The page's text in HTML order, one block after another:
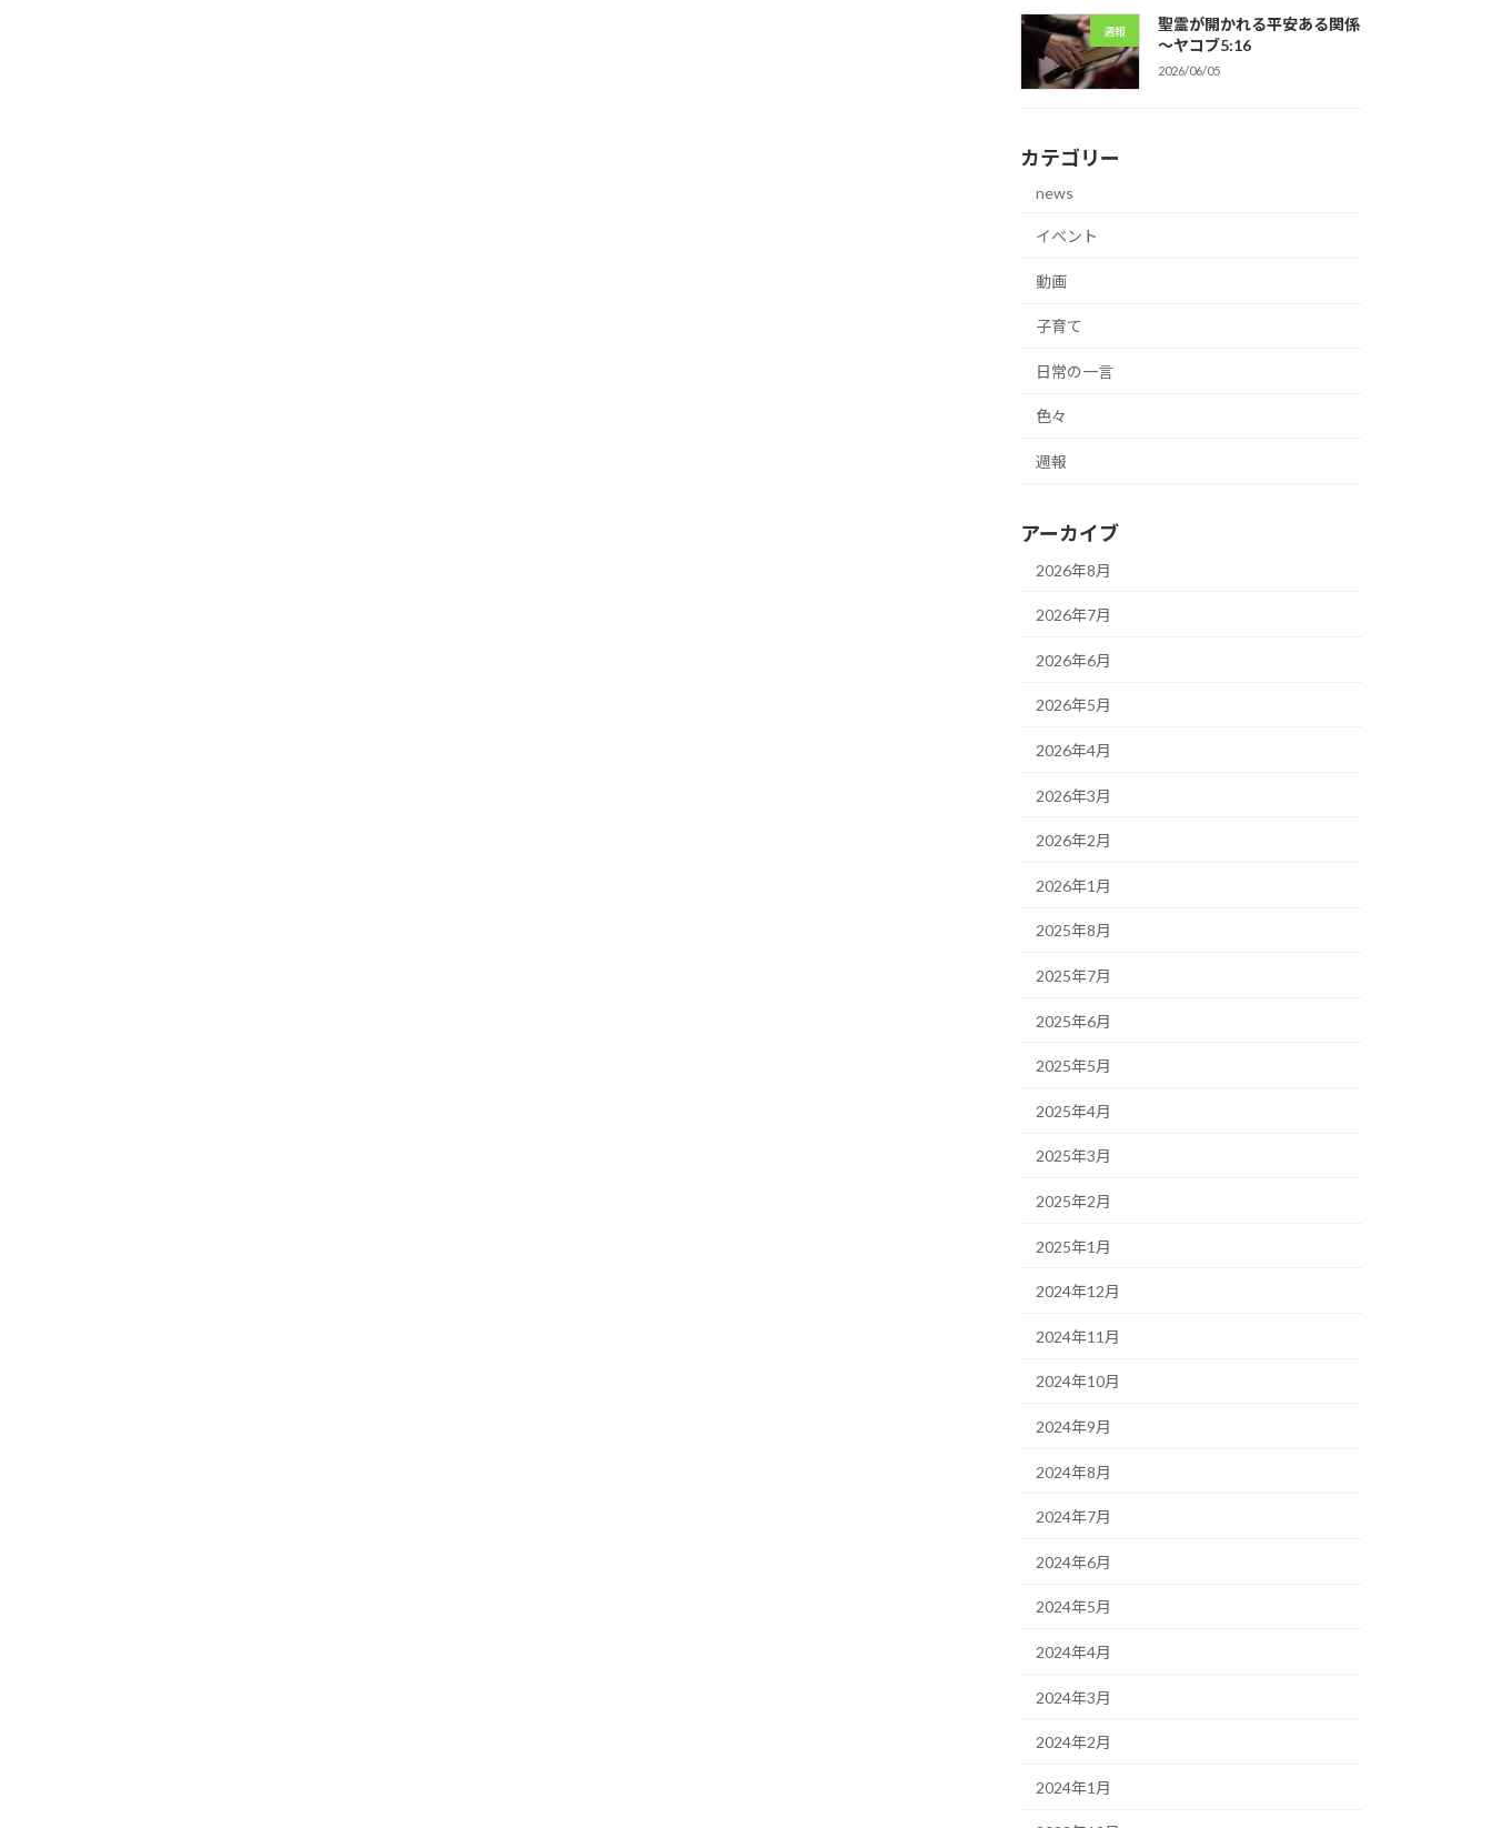
週報
聖霊が開かれる平安ある関係
～ヤコブ5:16
2026/06/05
カテゴリー
news
イベント
動画
子育て
日常の一言
色々
週報
アーカイブ
2026年8月
2026年7月
2026年6月
2026年5月
2026年4月
2026年3月
2026年2月
2026年1月
2025年8月
2025年7月
2025年6月
2025年5月
2025年4月
2025年3月
2025年2月
2025年1月
2024年12月
2024年11月
2024年10月
2024年9月
2024年8月
2024年7月
2024年6月
2024年5月
2024年4月
2024年3月
2024年2月
2024年1月